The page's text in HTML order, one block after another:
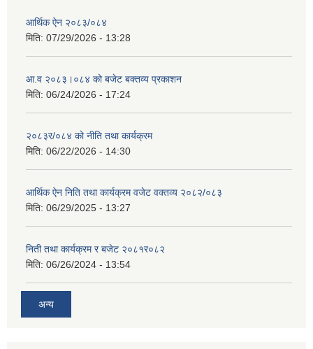
आर्थिक ऐन २०८३/०८४
मिति: 07/29/2026 - 13:28
आ.व २०८३।०८४ को बजेट बक्तव्य प्रकाशन
मिति: 06/24/2026 - 17:24
२०८३र/०८४ को नीति तथा कार्यक्रम
मिति: 06/22/2026 - 14:30
आर्थिक ऐन निति तथा कार्यक्रम वजेट वक्तव्य २०८२/०८३
मिति: 06/29/2025 - 13:27
निती तथा कार्यक्रम र बजेट २०८१र०८२
मिति: 06/26/2024 - 13:54
अन्य